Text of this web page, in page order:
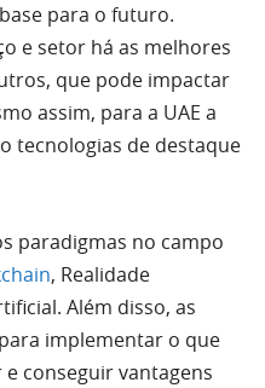
para o futuro.
e setor há as melhores
que pode impactar
assim, para a UAE a
tecnologias de destaque
paradigmas no campo
, Realidade
Além disso, as
implementar o que
conseguir vantagens